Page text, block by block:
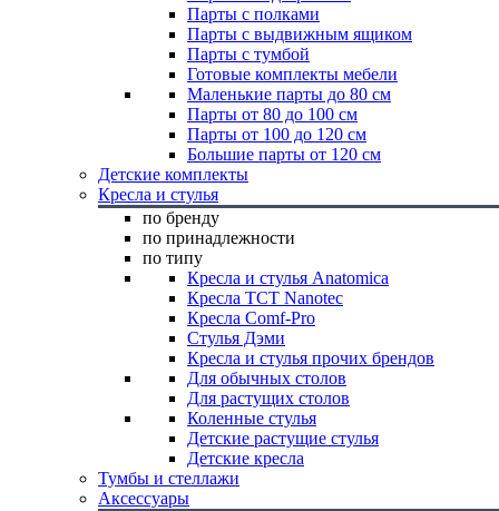
Парты с полками
Парты с выдвижным ящиком
Парты с тумбой
Готовые комплекты мебели
Маленькие парты до 80 см
Парты от 80 до 100 см
Парты от 100 до 120 см
Большие парты от 120 см
Детские комплекты
Кресла и стулья
по бренду
по принадлежности
по типу
Кресла и стулья Anatomica
Кресла TCT Nanotec
Кресла Comf-Pro
Стулья Дэми
Кресла и стулья прочих брендов
Для обычных столов
Для растущих столов
Коленные стулья
Детские растущие стулья
Детские кресла
Тумбы и стеллажи
Аксессуары